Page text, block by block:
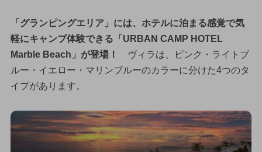
「グランピングエリア」には、ホテルに泊まる感覚で気
軽にキャンプ体験できる「URBAN CAMP HOTEL
Marble Beach」が登場！
ヴィラは、ピンク・ライトブ
ルー・イエロー・マリンブルーのカラーに分けた4つのタ
イプがあります。